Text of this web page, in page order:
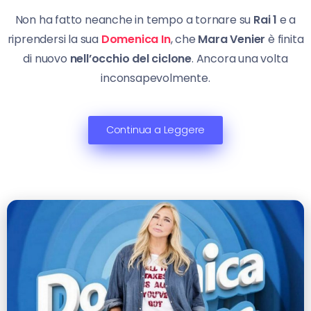
Non ha fatto neanche in tempo a tornare su Rai 1 e a
riprendersi la sua Domenica In, che Mara Venier è finita
di nuovo nell’occhio del ciclone. Ancora una volta
inconsapevolmente.
Continua a Leggere